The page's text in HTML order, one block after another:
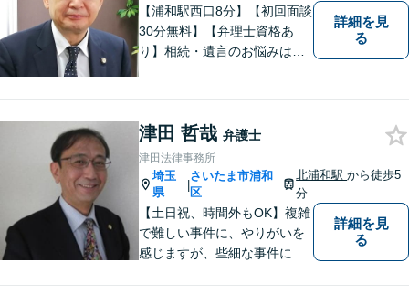
【浦和駅西口8分】【初回面談
30分無料】【弁理士資格あ
り】相続・遺言のお悩みはお
善の解決を全力で目指しま
す。【夜間・土日相談可】
詳細を見
る
津田 哲哉 弁護士
津田法律事務所
埼玉
県
|
さいたま市浦和
区
北浦和駅から徒歩5
分
【土日祝、時間外もOK】複雑
で難しい事件に、やりがいを
感じますが、些細な事件にも
詳細を見
る